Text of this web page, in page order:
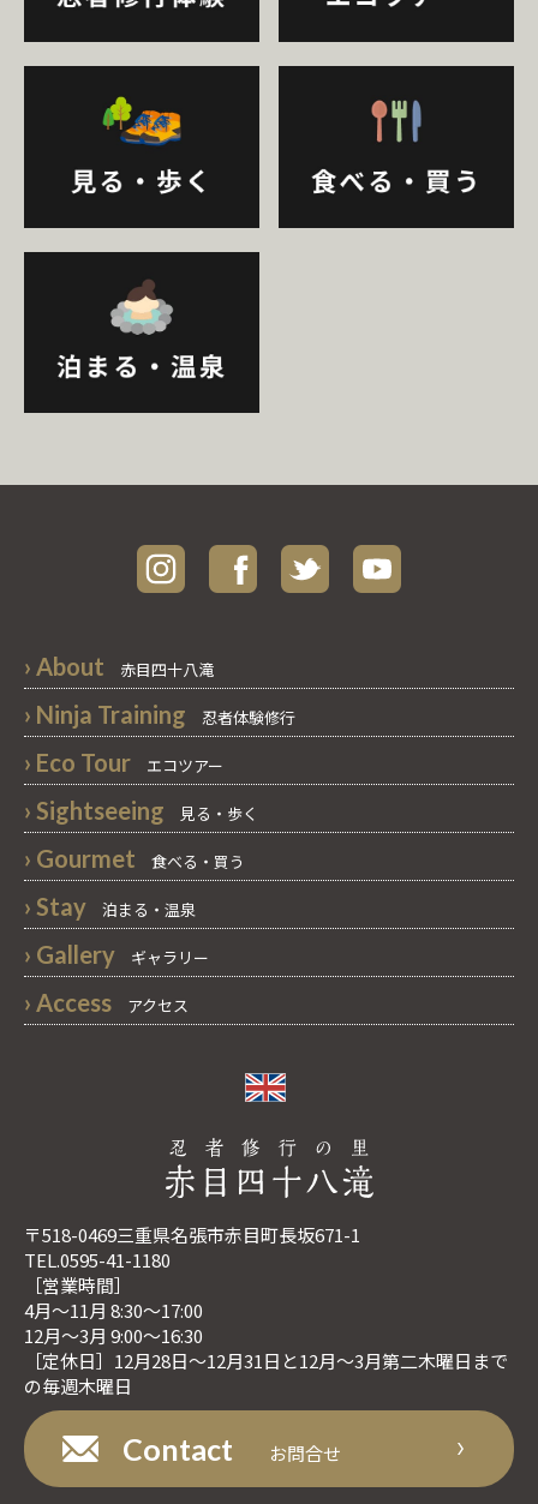
› About 赤目四十八滝
› Ninja Training 忍者体験修行
› Eco Tour エコツアー
› Sightseeing 見る・歩く
› Gourmet 食べる・買う
› Stay 泊まる・温泉
› Gallery ギャラリー
› Access アクセス
〒518-0469三重県名張市赤目町長坂671-1
TEL.0595-41-1180
［営業時間］
4月〜11月 8:30～17:00
12月〜3月 9:00〜16:30
［定休日］12月28日～12月31日と12月～3月第二木曜日まで
の毎週木曜日
Contact お問合せ